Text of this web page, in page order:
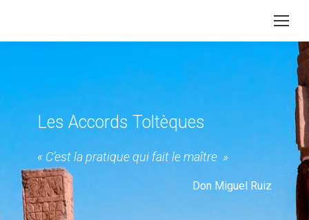
Les Accords Toltèques
« C’est la pratique qui fait le maître »
Don Miguel Ruiz